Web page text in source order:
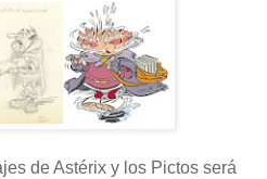
de Astérix y los Pictos será